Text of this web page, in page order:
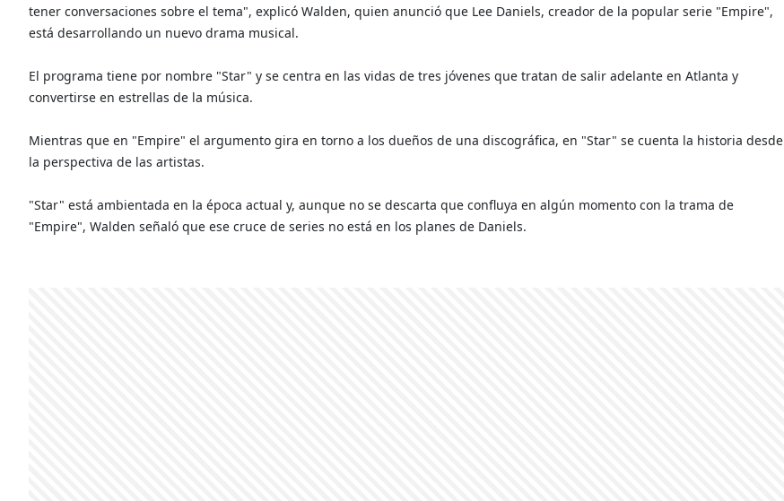
tener conversaciones sobre el tema", explicó Walden, quien anunció que Lee Daniels, creador de la popular serie "Empire",
está desarrollando un nuevo drama musical.
El programa tiene por nombre "Star" y se centra en las vidas de tres jóvenes que tratan de salir adelante en Atlanta y
convertirse en estrellas de la música.
Mientras que en "Empire" el argumento gira en torno a los dueños de una discográfica, en "Star" se cuenta la historia desde
la perspectiva de las artistas.
"Star" está ambientada en la época actual y, aunque no se descarta que confluya en algún momento con la trama de
"Empire", Walden señaló que ese cruce de series no está en los planes de Daniels.